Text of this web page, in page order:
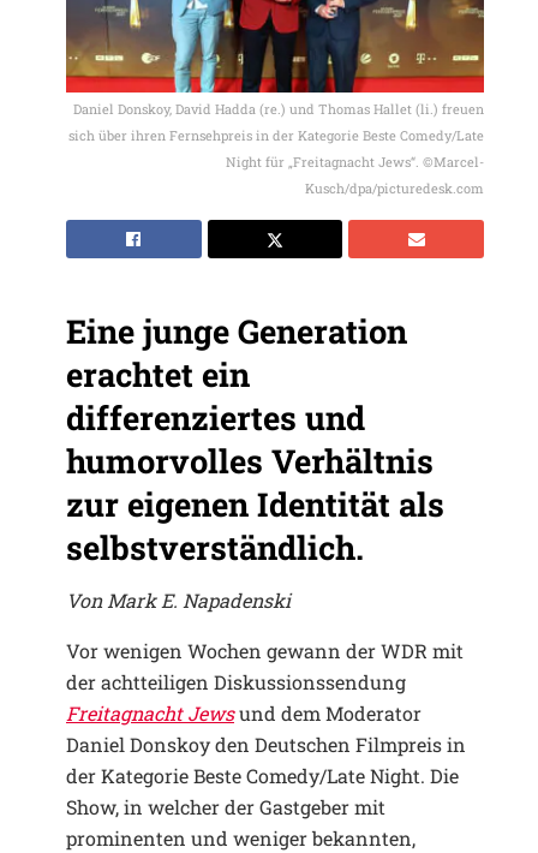
Daniel Donskoy, David Hadda (re.) und Thomas Hallet (li.) freuen
sich über ihren Fernsehpreis in der Kategorie Beste Comedy/Late
Night für „Freitagnacht Jews“. ©Marcel-
Kusch/dpa/picturedesk.com
Eine junge Generation
erachtet ein
differenziertes und
humorvolles Verhältnis
zur eigenen Identität als
selbstverständlich.
Von Mark E. Napadenski
Vor wenigen Wochen gewann der WDR mit
der achtteiligen Diskussionssendung
Freitagnacht Jewsund dem Moderator
Daniel Donskoy den Deutschen Filmpreis in
der Kategorie Beste Comedy/Late Night. Die
Show, in welcher der Gastgeber mit
prominenten und weniger bekannten,